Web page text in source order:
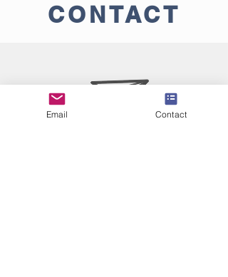
CONTACT
Email Contact